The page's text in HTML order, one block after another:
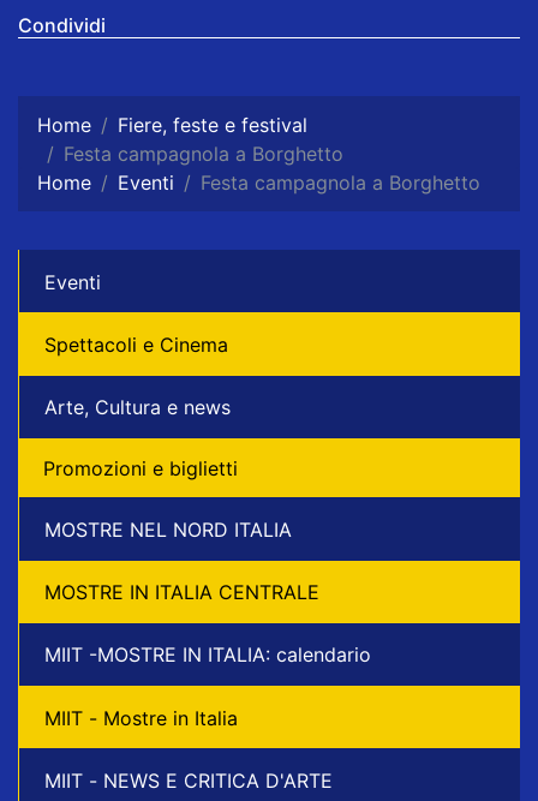
Condividi
Home
Fiere, feste e festival
Festa campagnola a Borghetto
Home
Eventi Festa campagnola a Borghetto
Eventi
Spettacoli e Cinema
Arte, Cultura e news
Promozioni e biglietti
MOSTRE NEL NORD ITALIA
MOSTRE IN ITALIA CENTRALE
MIIT -MOSTRE IN ITALIA: calendario
MIIT - Mostre in Italia
MIIT - NEWS E CRITICA D'ARTE